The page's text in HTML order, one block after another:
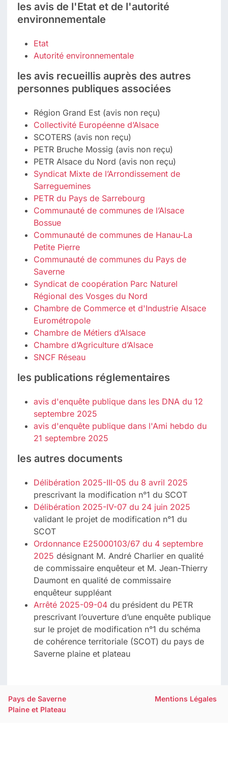
les avis de l'Etat et de l'autorité
environnementale
Etat
Autorité environnementale
les avis recueillis auprès des autres
personnes publiques associées
Région Grand Est (avis non reçu)
Collectivité Européenne d’Alsace
SCOTERS (avis non reçu)
PETR Bruche Mossig (avis non reçu)
PETR Alsace du Nord (avis non reçu)
Syndicat Mixte de l’Arrondissement de
Sarreguemines
PETR du Pays de Sarrebourg
Communauté de communes de l’Alsace
Bossue
Communauté de communes de Hanau-La
Petite Pierre
Communauté de communes du Pays de
Saverne
Syndicat de coopération Parc Naturel
Régional des Vosges du Nord
Chambre de Commerce et d'Industrie Alsace
Eurométropole
Chambre de Métiers d’Alsace
Chambre d’Agriculture d’Alsace
SNCF Réseau
les publications réglementaires
avis d'enquête publique dans les DNA du 12
septembre 2025
avis d'enquête publique dans l'Ami hebdo du
21 septembre 2025
les autres documents
Délibération 2025-III-05 du 8 avril 2025
prescrivant la modification n°1 du SCOT
Délibération 2025-IV-07 du 24 juin 2025
validant le projet de modification n°1 du
SCOT
Ordonnance E25000103/67 du 4 septembre
2025 désignant M. André Charlier en qualité
de commissaire enquêteur et M. Jean-Thierry
Daumont en qualité de commissaire
enquêteur suppléant
Arrêté 2025-09-04 du président du PETR
prescrivant l’ouverture d’une enquête publique
sur le projet de modification n°1 du schéma
de cohérence territoriale (SCOT) du pays de
Saverne plaine et plateau
Pays de Saverne
Plaine et Plateau
Mentions Légales